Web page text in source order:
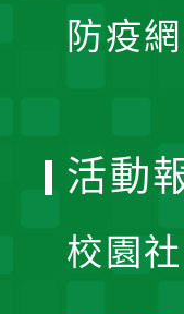
防疫
活動
校園